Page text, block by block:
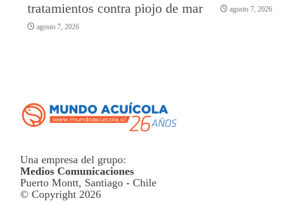
tratamientos contra piojo de mar
agosto 7, 2026
agosto 7, 2026
Una empresa del grupo:
Medios Comunicaciones
Puerto Montt, Santiago - Chile
© Copyright 2026